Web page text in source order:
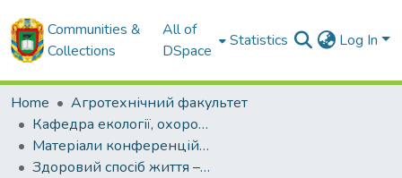
Communities &
Collections
All of
DSpace
Statistics Log In
Home
Агротехнічний факультет
Кафедра екології, охорони навколишнього середовища та здорового способу життя
Матеріали конференцій кафедри екології, охорони навколишнього середовища та здорового способу життя
Здоровий спосіб життя – здорова нація – здорове суспільство